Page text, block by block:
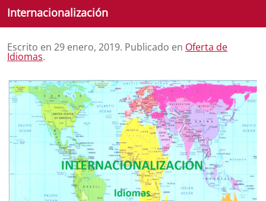
Internacionalización
Escrito en 29 enero, 2019. Publicado en Oferta de
Idiomas.